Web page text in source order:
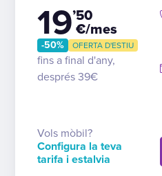
19’50
€/mes
-50% OFERTA D'ESTIU
fins a final d'any,
després 39€
Vols mòbil?
Configura la teva
tarifa i estalvia